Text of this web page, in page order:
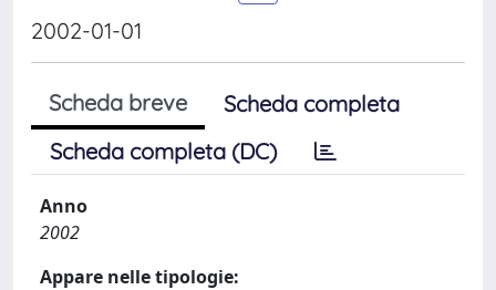
2002-01-01
Scheda breve
Scheda completa
Scheda completa (DC)
Anno
2002
Appare nelle tipologie: